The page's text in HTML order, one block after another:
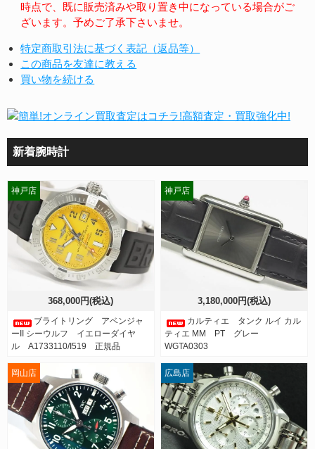
時点で、既に販売済みや取り置き中になっている場合がご
ざいます。予めご了承下さいませ。
特定商取引法に基づく表記（返品等）
この商品を友達に教える
買い物を続ける
新着腕時計
368,000円(税込)
ブライトリング アベンジャ
ーII シーウルフ イエローダイヤ
ル A1733110/I519 正規品
神戸店
3,180,000円(税込)
カルティエ タンク ルイ カル
ティエ MM PT グレー
WGTA0303
神戸店
岡山店 広島店